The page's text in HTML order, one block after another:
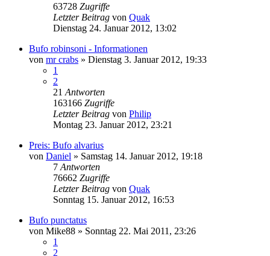
63728 Zugriffe
Letzter Beitrag von Quak
Dienstag 24. Januar 2012, 13:02
Bufo robinsoni - Informationen
von mr crabs » Dienstag 3. Januar 2012, 19:33
1
2
21 Antworten
163166 Zugriffe
Letzter Beitrag von Philip
Montag 23. Januar 2012, 23:21
Preis: Bufo alvarius
von Daniel » Samstag 14. Januar 2012, 19:18
7 Antworten
76662 Zugriffe
Letzter Beitrag von Quak
Sonntag 15. Januar 2012, 16:53
Bufo punctatus
von Mike88 » Sonntag 22. Mai 2011, 23:26
1
2